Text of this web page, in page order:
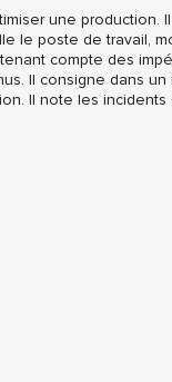
une production.
le poste de travail,
compte des
Il consigne dans un
Il note les incidents